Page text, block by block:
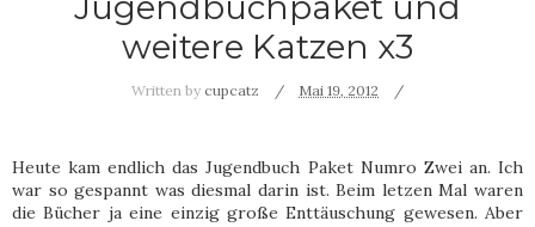
weitere Katzen x3
Written by cupcatz Mai 19, 2012
Heute kam endlich das Jugendbuch Paket Numro Zwei an. Ich
war so gespannt was diesmal darin ist. Beim letzen Mal waren
die Bücher ja eine einzig große Enttäuschung gewesen. Aber